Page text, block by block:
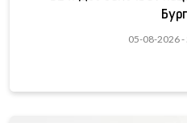
05-08-2026